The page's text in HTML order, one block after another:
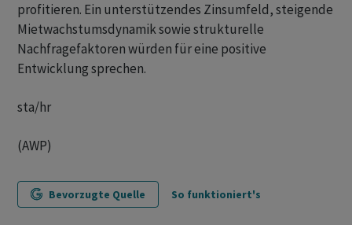
profitieren. Ein unterstützendes Zinsumfeld, steigende
Mietwachstumsdynamik sowie strukturelle
Nachfragefaktoren würden für eine positive
Entwicklung sprechen.
sta/hr
(AWP)
Bevorzugte Quelle So funktioniert's